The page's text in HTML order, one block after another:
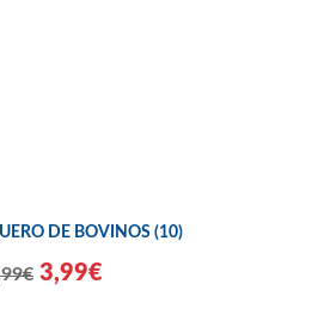
DE BOVINOS (10)
3,99€